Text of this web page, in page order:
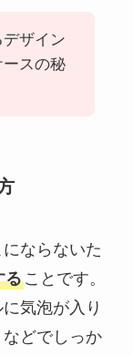
ザイン
スの秘
ならないた
ることです。
気泡が入り
どでしっか